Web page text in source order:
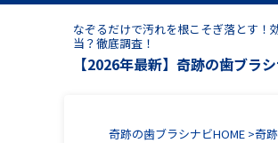
なぞるだけで汚れを根こそぎ落とす！
当？徹底調査！
【2026年最新】奇跡の歯ブラ
奇跡の歯ブラシナビHOME >奇